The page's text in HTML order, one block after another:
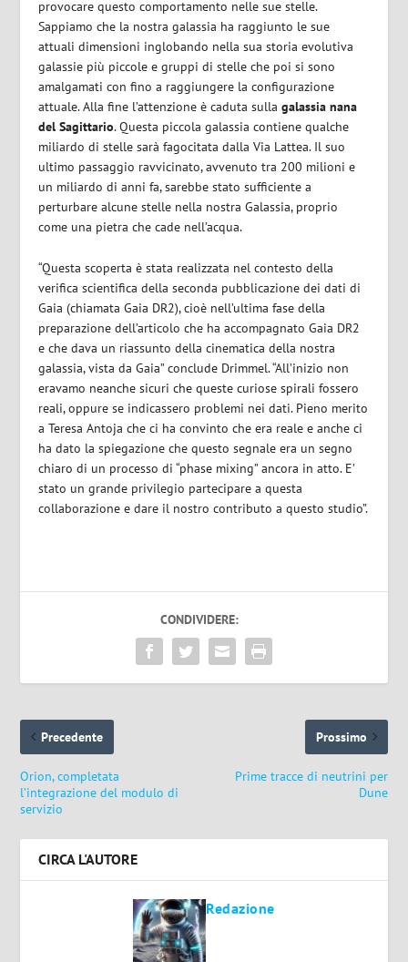
provocare questo comportamento nelle sue stelle.
Sappiamo che la nostra galassia ha raggiunto le sue
attuali dimensioni inglobando nella sua storia evolutiva
galassie più piccole e gruppi di stelle che poi si sono
amalgamati con fino a raggiungere la configurazione
attuale. Alla fine l’attenzione è caduta sullagalassia nana
del Sagittario. Questa piccola galassia contiene qualche
miliardo di stelle sarà fagocitata dalla Via Lattea. Il suo
ultimo passaggio ravvicinato, avvenuto tra 200 milioni e
un miliardo di anni fa, sarebbe stato sufficiente a
perturbare alcune stelle nella nostra Galassia, proprio
come una pietra che cade nell’acqua.
“Questa scoperta è stata realizzata nel contesto della
verifica scientifica della seconda pubblicazione dei dati di
Gaia (chiamata Gaia DR2), cioè nell’ultima fase della
preparazione dell’articolo che ha accompagnato Gaia DR2
e che dava un riassunto della cinematica della nostra
galassia, vista da Gaia” conclude Drimmel. “All’inizio non
eravamo neanche sicuri che queste curiose spirali fossero
reali, oppure se indicassero problemi nei dati. Pieno merito
a Teresa Antoja che ci ha convinto che era reale e anche ci
ha dato la spiegazione che questo segnale era un segno
chiaro di un processo di “phase mixing” ancora in atto. E’
stato un grande privilegio partecipare a questa
collaborazione e dare il nostro contributo a questo studio”.
CONDIVIDERE:
Precedente
Orion, completata
l’integrazione del modulo di
servizio
Prossimo
Prime tracce di neutrini per
Dune
CIRCA L'AUTORE
Redazione